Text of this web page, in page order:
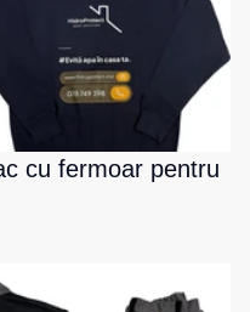
cu fermoar pentru